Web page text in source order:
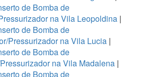
de Bomba de
na Vila Leopoldina|
de Bomba de
Pressurizador na Vila Lucia |
de Bomba de
na Vila Madalena |
de Bomba de